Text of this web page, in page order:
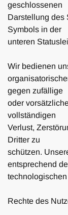
geschlossenen
Darstellung des
Symbols in der
unteren
Wir bedienen
gegen zufällige
oder
vollständigen
Verlust,
Dritter zu
schützen.
entsprechend
Rechte des